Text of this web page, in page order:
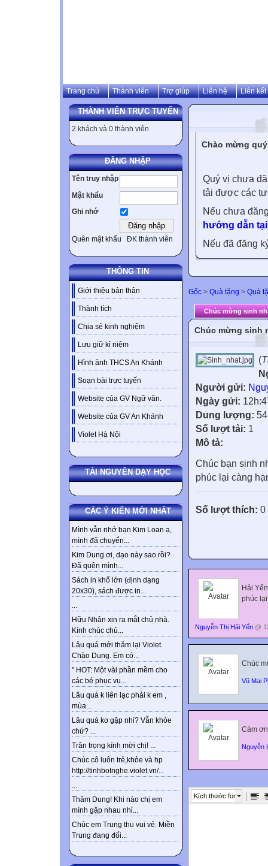
Trang chủ Thành viên Trợ giúp Liên hệ Liên kết
THÀNH VIÊN TRỰC TUYẾN
2 khách và 0 thành viên
ĐĂNG NHẬP
Tên truy nhập
Mật khẩu
Ghi nhớ
Quên mật khẩu ĐK thành viên
THÔNG TIN
Giới thiệu bản thân
Thành tích
Chia sẻ kinh nghiệm
Lưu giữ kỉ niệm
Hình ảnh THCS An Khánh
Soạn bài trực tuyến
Website của GV Ngữ văn.
Website của GV An Khánh
Violet Hà Nội
TÀI NGUYÊN DẠY HỌC
CÁC Ý KIẾN MỚI NHẤT
Mình vẫn nhớ bạn Kim Loan ạ,
mình đã chuyển...
Kim Dung ơi, dạo này sao rồi?
Đã quên mình...
Sách in khổ lớn (định dạng
20x30), sách được in...
...
Hữu Nhân xin ra mắt chủ nhà.
Kính chúc chủ...
Lâu quá mới thăm lại Violet.
Chào Dung. Em có...
" HOT: Một vài phần mềm cho
các bé phục vụ...
Lâu quá k liên lạc phải k em ,
mùa...
Lâu quá ko gặp nhỉ? Vẫn khỏe
chứ? ...
Trân trọng kính mời chị! ...
Chúc cô luôn trẻ,khỏe và hp
http://tinhbotnghe.violet.vn/...
...
Thăm Dung! Khi nào chị em
mình gặp nhau nhỉ...
Chúc em Trung thu vui vẻ. Miền
Trung đang đối...
Chào mừng
Quý vị chưa
tải được các
Nếu chưa
hướng dẫn
Nếu đã đăng
Gốc > Quà tặng > Quà
Chúc mừng sinh
Chúc mừng sinh
(
Người gửi:
Ngày gửi:
Dung lượng:
Số lượt tải: 1
Mô tả:
Chúc bạn sinh
phúc lại càng
Số lượt thích: 0
Hải
phúc
Nguyễn Thị Hải Yến @
Chúc
Vũ Mai
Cảm
Nguyễn
Kích thước font